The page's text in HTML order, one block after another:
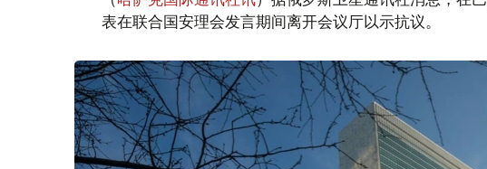
表在联合国安理会发言期间离开会议厅以示抗议。